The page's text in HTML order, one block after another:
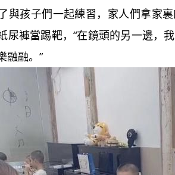
與孩子們一起練習，家人們拿家
尿褲當踢靶，“在鏡頭的另一邊，
融融。”